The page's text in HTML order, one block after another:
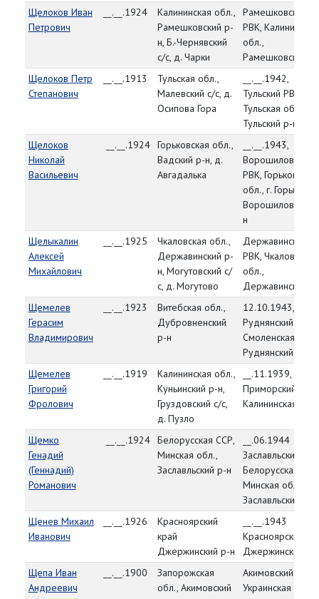
Щелоков Иван
Петрович
__.__.1924
Калининская обл.,
Рамешковский р-
н, Б.-Чернявский
с/с, д. Чарки
Рамешковский
РВК, Калининская
обл.,
Рамешковский
Щелоков Петр
Степанович
__.__.1913
Тульская обл.,
Малевский с/с, д.
Осипова Гора
__.__.1942,
Тульский РВК,
Тульская обл.,
Тульский р-н
Щелоков
Николай
Васильевич
__.__.1924 Горьковская обл.,
Вадский р-н, д.
Авгадалька
__.__.1943,
Ворошиловский
РВК, Горьковская
обл., г. Горький,
Ворошиловский
н
Щелыкалин
Алексей
Михайлович
__.__.1925
Чкаловская обл.,
Державинский р-
н, Могутовский с/
с, д. Могутово
Державинский
РВК, Чкаловская
обл.,
Державинский
Щемелев
Герасим
Владимирович
__.__.1923
Витебская обл.,
Дубровненский
р-н
12.10.1943,
Руднянский РВК,
Смоленская обл.,
Руднянский р-н
Щемелев
Григорий
Фролович
__.__.1919
Калининская обл.,
Куньинский р-н,
Груздовский с/с,
д. Пузло
__.11.1939,
Приморский РВК,
Калининская обл.
Щемко
Генадий
(Геннадий)
Романович
__.__.1924 Белорусская ССР,
Минская обл.,
Заславльский р-н
__.06.1944
Заславльский
Белорусская
Минская обл.,
Заславльский р-н
Щенев Михаил
Иванович
__.__.1926
Красноярский
край
Джержинский р-н
__.__.1943
Красноярский
Джержинский
Щепа Иван
Андреевич
__.__.1900
Запорожская
обл., Акимовский
Акимовский РВК,
Украинская ССР,